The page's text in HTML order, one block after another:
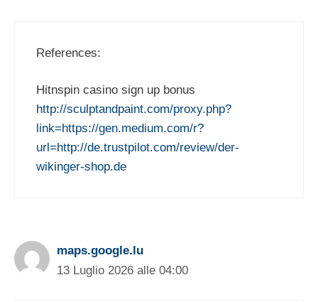
References:
Hitnspin casino sign up bonus
http://sculptandpaint.com/proxy.php?
link=https://gen.medium.com/r?
url=http://de.trustpilot.com/review/der-
wikinger-shop.de
maps.google.lu
13 Luglio 2026 alle 04:00